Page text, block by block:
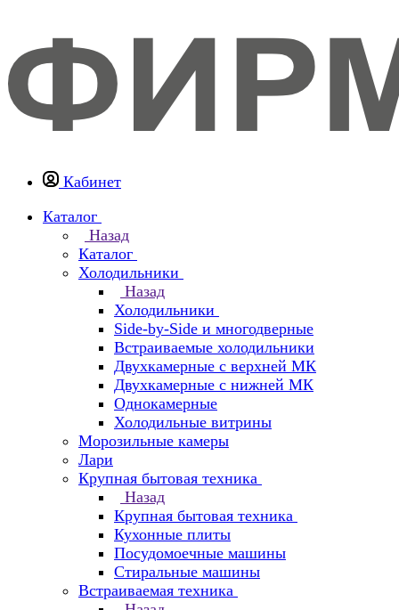
Кабинет
Каталог
Назад
Каталог
Холодильники
Назад
Холодильники
Side-by-Side и многодверные
Встраиваемые холодильники
Двухкамерные с верхней МК
Двухкамерные с нижней МК
Однокамерные
Холодильные витрины
Морозильные камеры
Лари
Крупная бытовая техника
Назад
Крупная бытовая техника
Кухонные плиты
Посудомоечные машины
Стиральные машины
Встраиваемая техника